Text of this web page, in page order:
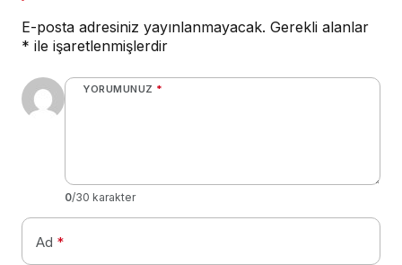
E-posta adresiniz yayınlanmayacak. Gerekli alanlar
* ile işaretlenmişlerdir
YORUMUNUZ *
0/30 karakter
Ad *